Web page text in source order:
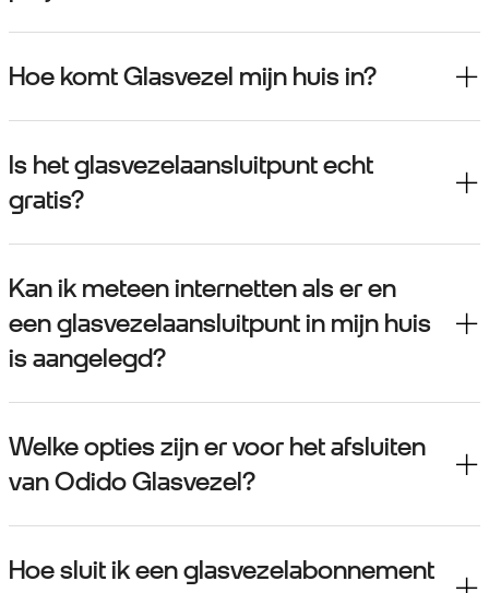
Hoe komt Glasvezel mijn huis in?
Is het glasvezelaansluitpunt echt
gratis?
Kan ik meteen internetten als er en
een glasvezelaansluitpunt in mijn huis
is aangelegd?
Welke opties zijn er voor het afsluiten
van Odido Glasvezel?
Hoe sluit ik een glasvezelabonnement